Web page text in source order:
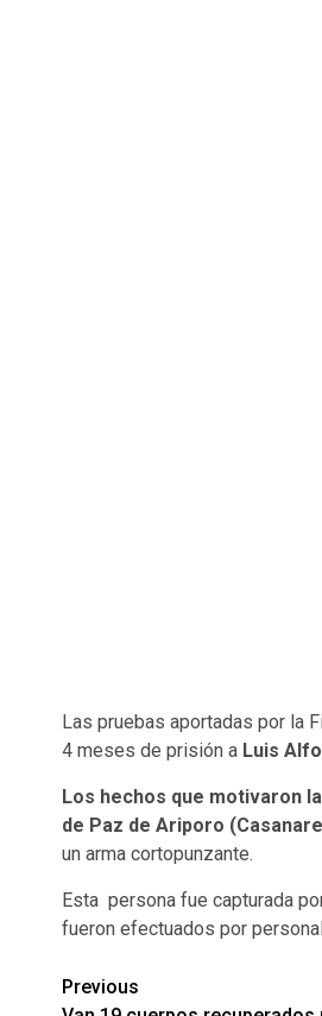
Las pruebas aportadas por la
4 meses de prisión a Luis
Los hechos que motivaron
de Paz de Ariporo
un arma cortopunzante.
Esta persona fue capturada
fueron efectuados por
Previous